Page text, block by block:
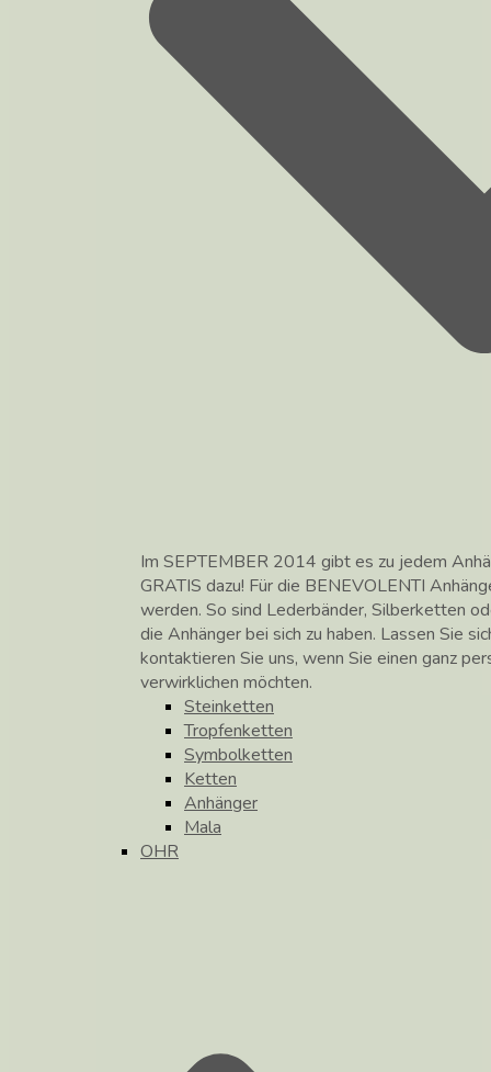
Im SEPTEMBER 2014 gibt es zu jedem
GRATIS dazu! Für die BENEVOLENTI
werden. So sind Lederbänder, Silberketten
die Anhänger bei sich zu haben. Lassen Sie
kontaktieren Sie uns, wenn Sie einen ganz
verwirklichen möchten.
Steinketten
Tropfenketten
Symbolketten
Ketten
Anhänger
Mala
OHR